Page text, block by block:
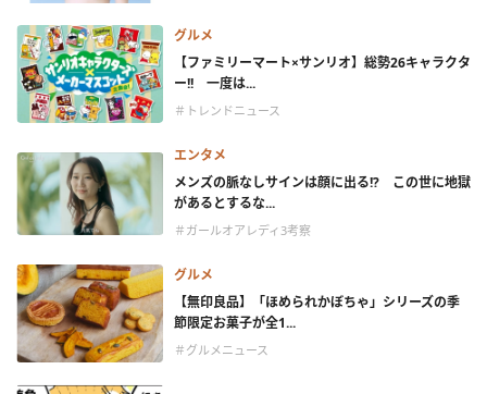
グルメ
【ファミリーマート×サンリオ】総勢26キャラクタ
ー!! 一度は...
＃トレンドニュース
エンタメ
メンズの脈なしサインは顔に出る!? この世に地獄
があるとするな...
＃ガールオアレディ3考察
グルメ
【無印良品】「ほめられかぼちゃ」シリーズの季
節限定お菓子が全1...
＃グルメニュース